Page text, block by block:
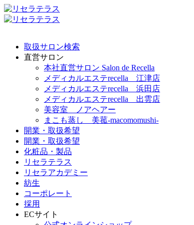
取扱サロン検索
直営サロン
本社直営サロン Salon de Recella
メディカルエステrecella 江津店
メディカルエステrecella 浜田店
メディカルエステrecella 出雲店
美容室 ノアヘアー
まこも蒸し 美菰-macomomushi-
開業・取扱希望
開業・取扱希望
化粧品・製品
リセラテラス
リセラアカデミー
紡生
コーポレート
採用
ECサイト